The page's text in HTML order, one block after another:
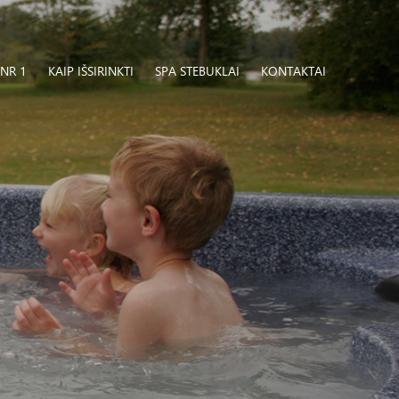
1 KAIP IŠSIRINKTI SPA STEBUKLAI KONTAKTAI